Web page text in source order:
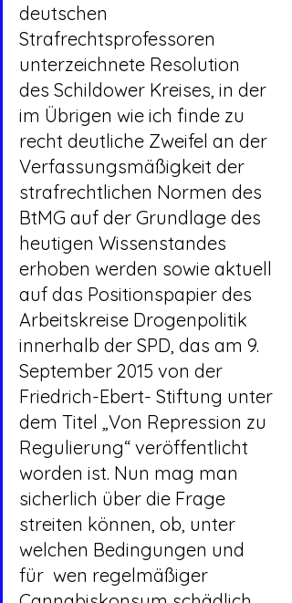
deutschen
Strafrechtsprofessoren
unterzeichnete Resolution
des Schildower Kreises, in der
im Übrigen wie ich finde zu
recht deutliche Zweifel an der
Verfassungsmäßigkeit der
strafrechtlichen Normen des
BtMG auf der Grundlage des
heutigen Wissenstandes
erhoben werden sowie aktuell
auf das Positionspapier des
Arbeitskreise Drogenpolitik
innerhalb der SPD, das am 9.
September 2015 von der
Friedrich-Ebert- Stiftung unter
dem Titel „Von Repression zu
Regulierung“ veröffentlicht
worden ist. Nun mag man
sicherlich über die Frage
streiten können, ob, unter
welchen Bedingungen und
für  wen regelmäßiger